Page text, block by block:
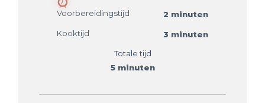
Voorbereidingstijd
2 minuten
Kooktijd
3 minuten
Totale tijd
5 minuten